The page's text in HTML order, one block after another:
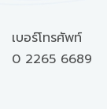
เบอร์โทรศัพท์
0 2265 6689